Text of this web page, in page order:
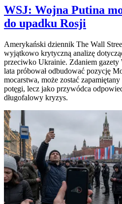
WSJ: Wojna Putina
do upadku Rosji
Amerykański dziennik The Wall
wyjątkowo krytyczną analizę
przeciwko Ukrainie. Zdaniem gazety
lata próbował odbudować pozycję
mocarstwa, może zostać
potęgi, lecz jako przywódca
długofalowy kryzys.